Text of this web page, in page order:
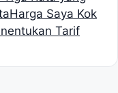
Harga Saya Kok
Tarif